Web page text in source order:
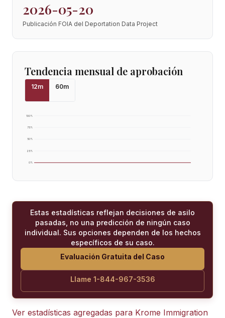
2026-05-20
Publicación FOIA del Deportation Data Project
Tendencia mensual de aprobación
12m 60m
0%
25%
50%
75%
100%
Estas estadísticas reflejan decisiones de asilo
pasadas, no una predicción de ningún caso
individual. Sus opciones dependen de los hechos
específicos de su caso.
Evaluación Gratuita del Caso
Llame 1-844-967-3536
Ver estadísticas agregadas para Krome Immigration